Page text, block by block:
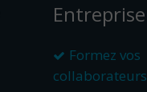
Entreprise
Formez vos
collaborateurs